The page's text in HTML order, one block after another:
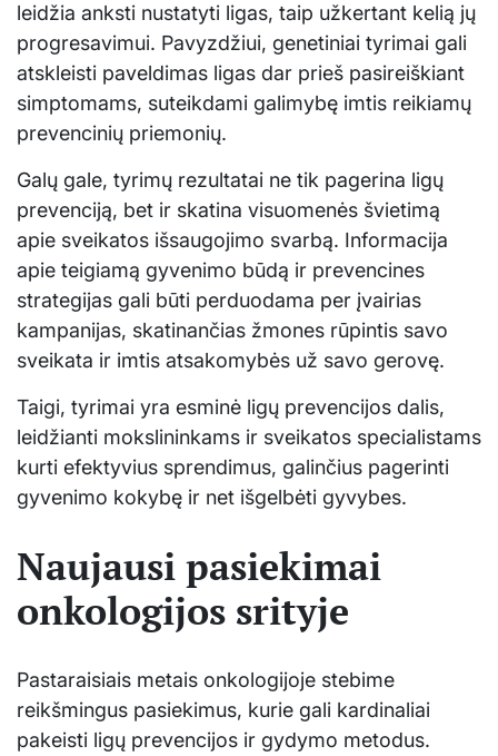
leidžia anksti nustatyti ligas, taip užkertant kelią jų
progresavimui. Pavyzdžiui, genetiniai tyrimai gali
atskleisti paveldimas ligas dar prieš pasireiškiant
simptomams, suteikdami galimybę imtis reikiamų
prevencinių priemonių.
Galų gale, tyrimų rezultatai ne tik pagerina ligų
prevenciją, bet ir skatina visuomenės švietimą
apie sveikatos išsaugojimo svarbą. Informacija
apie teigiamą gyvenimo būdą ir prevencines
strategijas gali būti perduodama per įvairias
kampanijas, skatinančias žmones rūpintis savo
sveikata ir imtis atsakomybės už savo gerovę.
Taigi, tyrimai yra esminė ligų prevencijos dalis,
leidžianti mokslininkams ir sveikatos specialistams
kurti efektyvius sprendimus, galinčius pagerinti
gyvenimo kokybę ir net išgelbėti gyvybes.
Naujausi pasiekimai
onkologijos srityje
Pastaraisiais metais onkologijoje stebime
reikšmingus pasiekimus, kurie gali kardinaliai
pakeisti ligų prevencijos ir gydymo metodus.